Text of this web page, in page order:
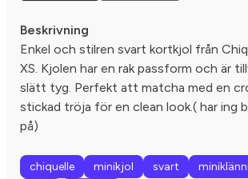
Beskrivning
Enkel och stilren svart kortkjol från
XS. Kjolen har en rak passform och är
slätt tyg. Perfekt att matcha med en
stickad tröja för en clean look.( har ing
på)
chiquelle minikjol svart